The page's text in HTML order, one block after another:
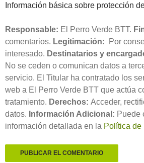
Información básica sobre protección
Responsable: El Perro Verde BTT.
comentarios. Legitimación: Por
interesado. Destinatarios y
No se ceden o comunican datos a
servicio. El Titular ha contratado los
web a El Perro Verde BTT que actúa
tratamiento. Derechos: Acceder,
datos. Información Adicional: Puede
información detallada en la Política de